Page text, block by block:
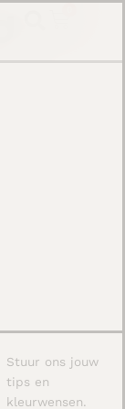
Stuur ons jouw
tips en
kleurwensen.